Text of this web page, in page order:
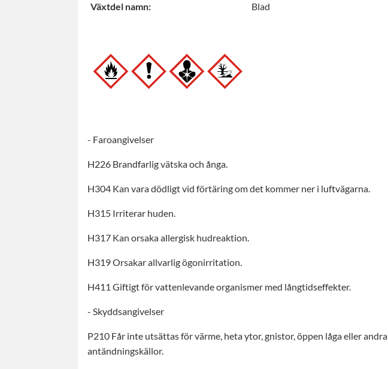
Växtdel namn:
Blad
- Faroangivelser
H226 Brandfarlig vätska och ånga.
H304 Kan vara dödligt vid förtäring om det kommer ner i luftvägarna.
H315 Irriterar huden.
H317 Kan orsaka allergisk hudreaktion.
H319 Orsakar allvarlig ögonirritation.
H411 Giftigt för vattenlevande organismer med långtidseffekter.
- Skyddsangivelser
P210 Får inte utsättas för värme, heta ytor, gnistor, öppen låga eller andra
antändningskällor.